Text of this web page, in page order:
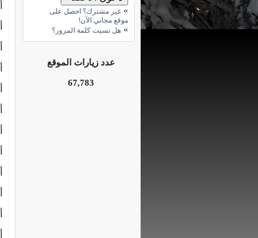
» غير مشترك؟ احصل على
موقع مجاني الآن!
» هل نسيت كلمة المرور؟
عدد زيارات الموقع
67,783